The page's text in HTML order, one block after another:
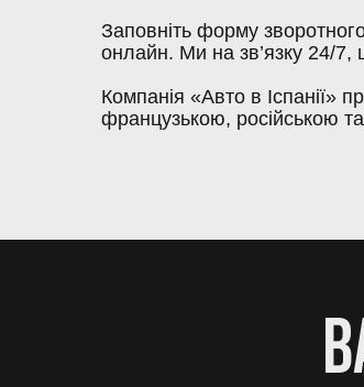
Заповніть форму
онлайн. Ми на зв’язку 24/7,
Компанія «Авто в Іспанії»
французькою, російською